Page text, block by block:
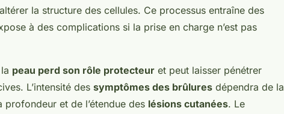
la structure des cellules. Ce processus entraîne des
à des complications si la prise en charge n’est pas
peau perd son rôle protecteur et peut laisser pénétrer
L’intensité des symptômes des brûlures dépendra de la
et de l’étendue des lésions cutanées. Le